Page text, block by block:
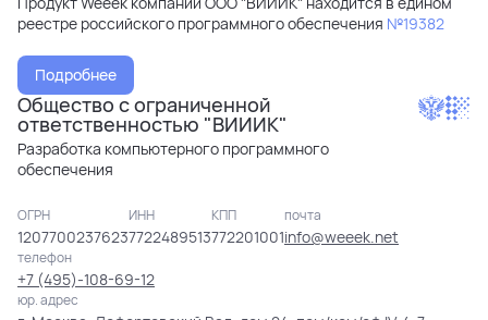
реестре российского программного обеспечения №19382
Подробнее
Общество с ограниченной
ответственностью "ВИИИК"
Разработка компьютерного программного
обеспечения
ОГРН
1207700237623
ИНН
7722489513
КПП
772201001
почта
info@weeek.net
телефон
+7 (495)-108-69-12
юр. адрес